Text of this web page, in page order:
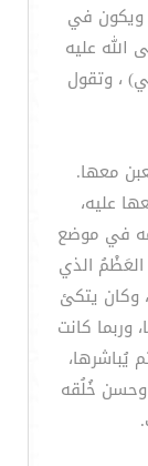
ويكون في
عليه
، وتقول
معها‏.‏
عليه،
في موضع
الذي
وكان يتكئ
وربما كانت
يُباشرها،
خُلُقه